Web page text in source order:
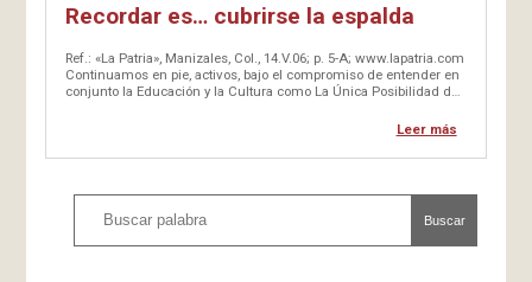
Recordar es… cubrirse la espalda
Ref.: «La Patria», Manizales, Col., 14.V.06; p. 5-A; www.lapatria.com
Continuamos en pie, activos, bajo el compromiso de entender en
conjunto la Educación y la Cultura como La Única Posibilidad de
Leer más
Buscar